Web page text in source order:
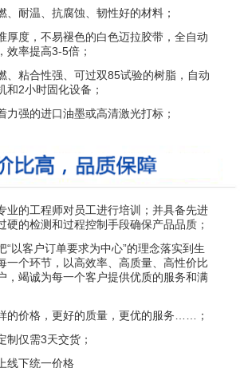
、耐温、抗腐蚀、韧性好的材料；
厚度，不易褪色的白色迈拉胶带，全自动
效率提高3-5倍；
、粘合性强、可过双85试验的树脂，自动
和2小时固化设备；
力强的进口油墨或高清激光打标；
业的工程师对员工进行培训；并具备先进
硬的检测和过程控制手段确保产品品质；
“以客户订单要求为中心”的理念落实到生
一个环节，以高效率、高质量、高性价比
，竭诚为每一个客户提供优质的服务和满
的价格，更好的质量，更优的服务……；
制仅需3天交货；
线下统一价格